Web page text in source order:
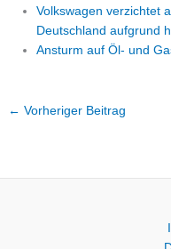
Volkswagen verzichtet
Deutschland aufgrund
Ansturm auf Öl- und
← Vorheriger Beitrag